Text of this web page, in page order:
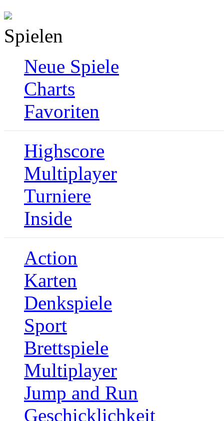
Spielen
Neue Spiele
Charts
Favoriten
Highscore
Multiplayer
Turniere
Inside
Action
Karten
Denkspiele
Sport
Brettspiele
Multiplayer
Jump and Run
Geschicklichkeit